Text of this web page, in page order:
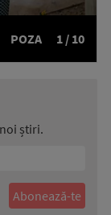
POZA 1 / 10
știri.